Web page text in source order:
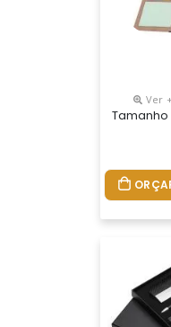
Ver
Tamanho